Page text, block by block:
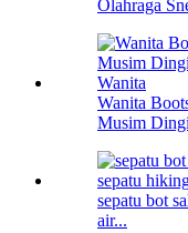
Olahraga
Wanita
Musim
sepatu bot
air...